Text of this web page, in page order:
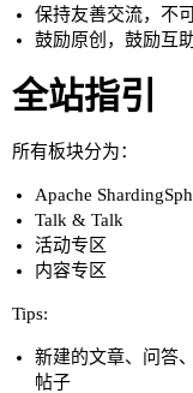
保持友善交流，不
鼓励原创，鼓励互助
全站指引
所有板块分为：
Apache
Talk & Talk
活动专区
内容专区
Tips:
新建的文章、问答
帖子